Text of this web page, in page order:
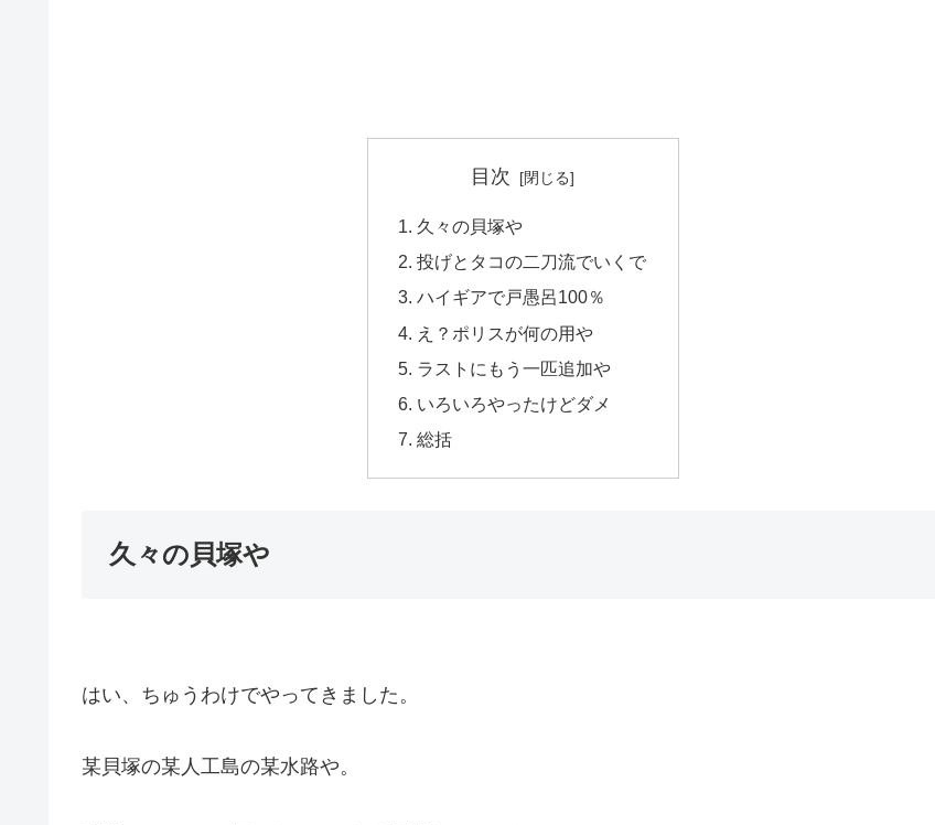
目次
久々の貝塚や
投げとタコの二刀流でいくで
ハイギアで戸愚呂100％
え？ポリスが何の用や
ラストにもう一匹追加や
いろいろやったけどダメ
総括
久々の貝塚や
はい、ちゅうわけでやってきました。
某貝塚の某人工島の某水路や。